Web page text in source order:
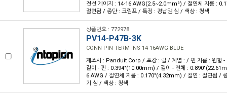
전선 게이지 : 14-16 AWG(2.5~2.0mm²) / 절연체 지름 :
절연됨 / 종단 : 크림프 / 특징 : 경납땜 심 / 색상 : 청색
상품번호 : 772978
PV14-P47B-3K
CONN PIN TERM INS 14-16AWG BLUE
제조사 : Panduit Corp / 포장 : 릴 / 계열 : / 핀 지름 : 원형
길이 - 핀 : 0.394"(10.00mm) / 길이 - 전체 :
6 AWG / 절연체 지름 : 0.170"(4.32mm) / 절연 : 절연됨 /
기 심 / 색상 : 청색